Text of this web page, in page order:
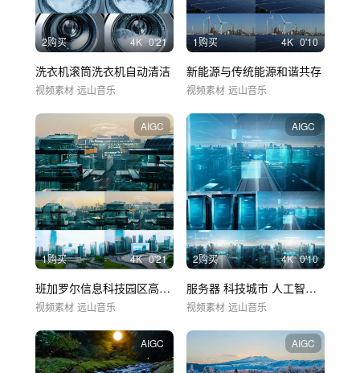
2购买 4K 0'21
洗衣机滚筒洗衣机自动清洁
视频素材 远山音乐
1购买 4K 0'10
新能源与传统能源和谐共存
视频素材 远山音乐
AIGC
1购买 4K 0'21
班加罗尔信息科技园区高科技城
视频素材 远山音乐
AIGC
2购买 4K 0'10
服务器 科技城市 人工智能 物联网 智能
视频素材 远山音乐
AIGC AIGC